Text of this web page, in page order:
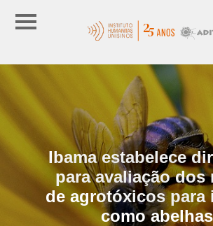
Ibama estabelece
para avaliação dos
de agrotóxicos para
como abelhas